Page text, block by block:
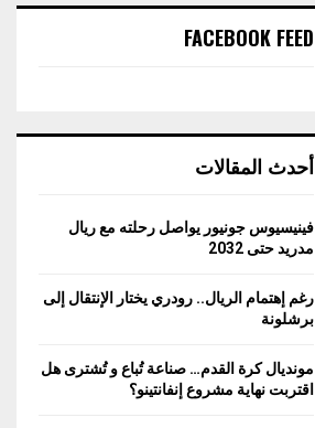
FACEBOOK FEED
أحدث المقالات
فينيسيوس جونيور يواصل رحلته مع ريال
مدريد حتى 2032
رغم إهتمام الريال.. رودري يختار الإنتقال إلى
برشلونة
مونديال كرة القدم… صناعة تُباع و تُشترى هل
اقتربت نهاية مشروع إنفانتينو؟